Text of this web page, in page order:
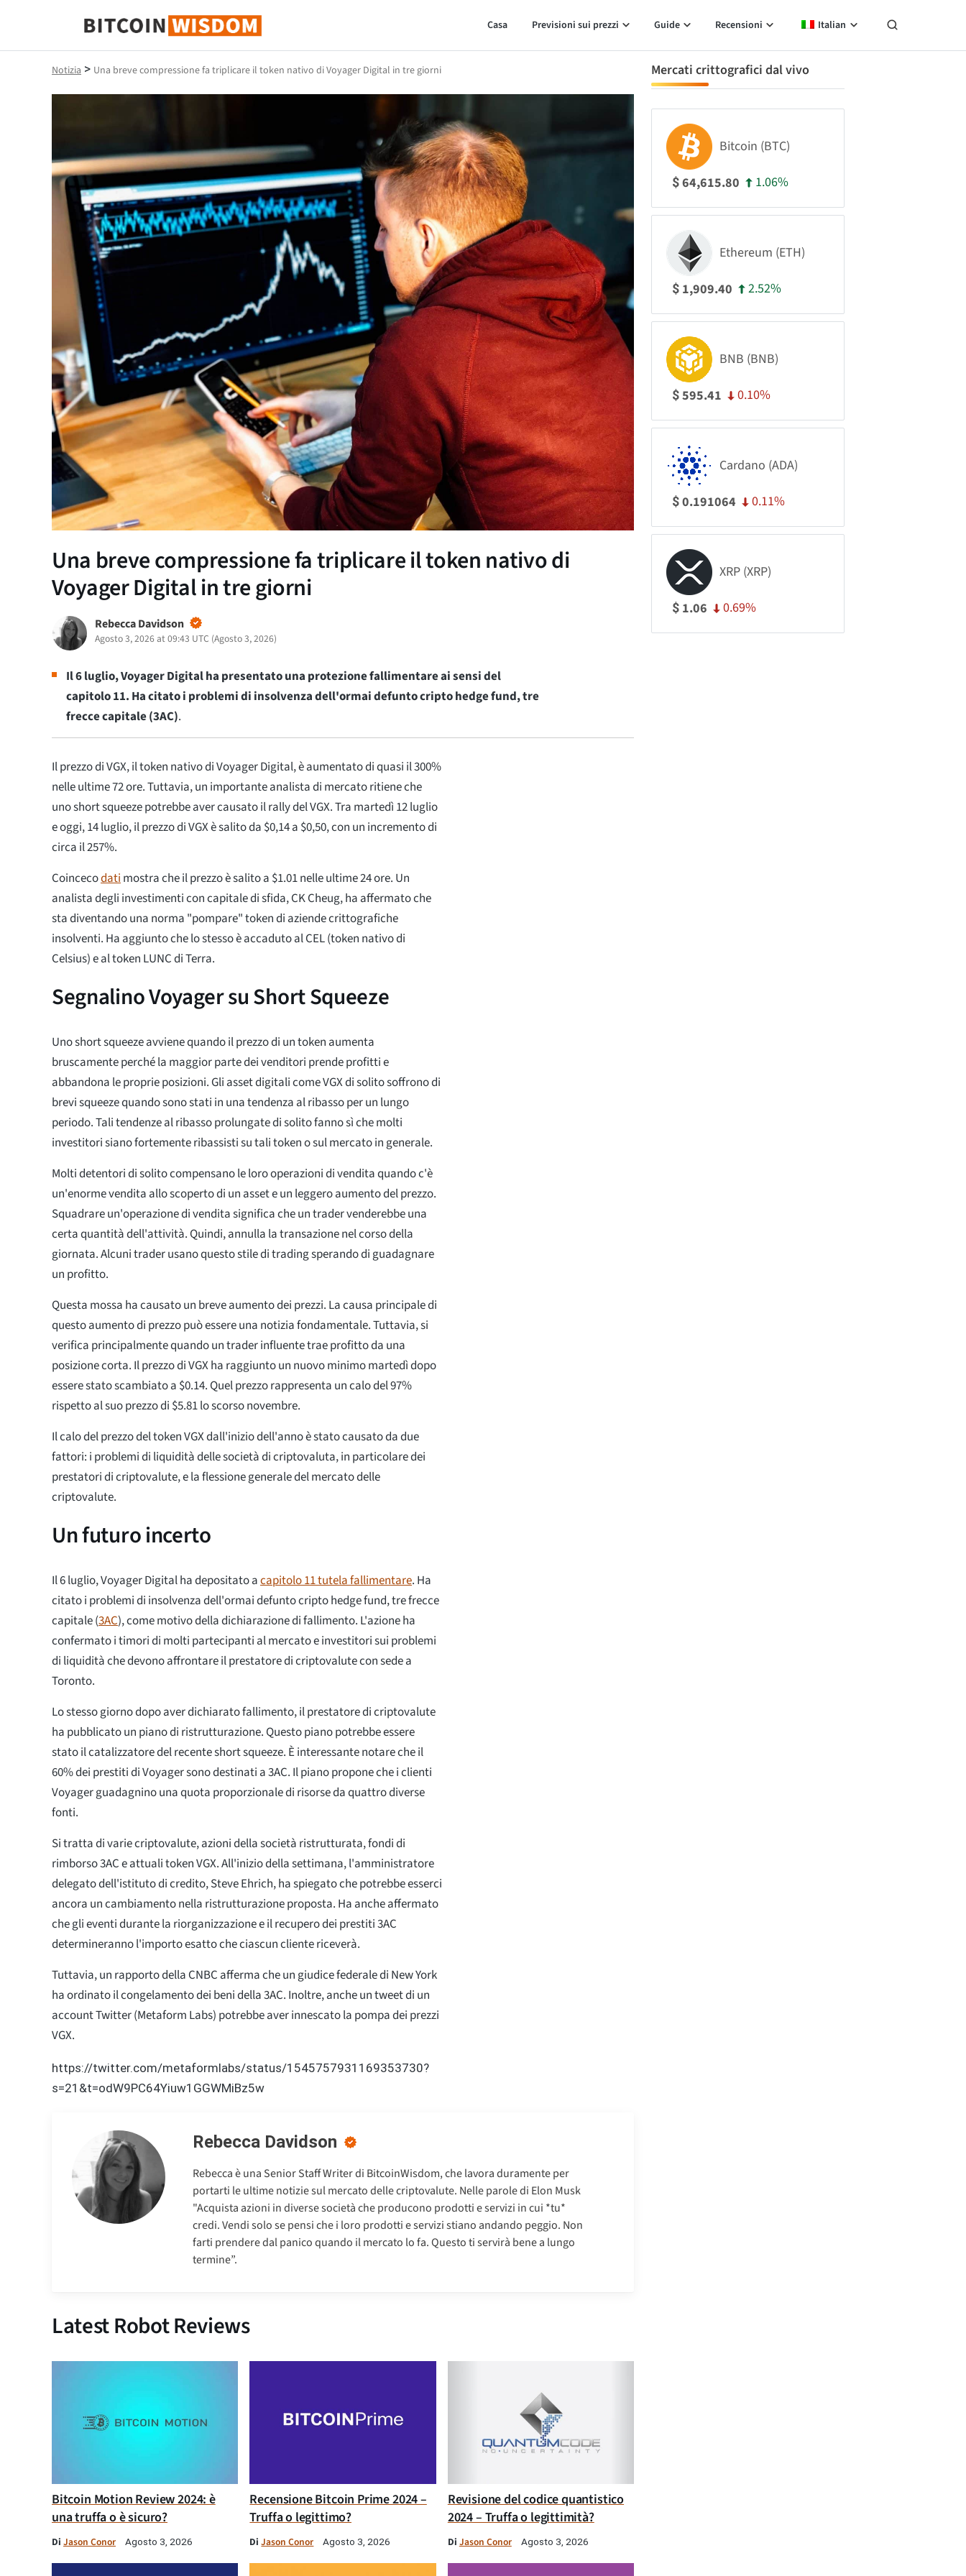
Saggezza Bitcoin
Casa Previsioni sui prezzi Guide Recensioni Italian
Notizia > Una breve compressione fa triplicare il token nativo di Voyager Digital in tre giorni
Una breve compressione fa triplicare il token nativo di
Voyager Digital in tre giorni
Rebecca Davidson
Agosto 3, 2026 at 09:43 UTC (Agosto 3, 2026)
Il 6 luglio, Voyager Digital ha presentato una protezione fallimentare ai sensi del
capitolo 11. Ha citato i problemi di insolvenza dell'ormai defunto cripto hedge fund, tre
frecce capitale (3AC).
Il prezzo di VGX, il token nativo di Voyager Digital, è aumentato di quasi il 300%
nelle ultime 72 ore. Tuttavia, un importante analista di mercato ritiene che
uno short squeeze potrebbe aver causato il rally del VGX. Tra martedì 12 luglio
e oggi, 14 luglio, il prezzo di VGX è salito da $0,14 a $0,50, con un incremento di
circa il 257%.
Coincecodatimostra che il prezzo è salito a $1.01 nelle ultime 24 ore. Un
analista degli investimenti con capitale di sfida, CK Cheug, ha affermato che
sta diventando una norma "pompare" token di aziende crittografiche
insolventi. Ha aggiunto che lo stesso è accaduto al CEL (token nativo di
Celsius) e al token LUNC di Terra.
Segnalino Voyager su Short Squeeze
Uno short squeeze avviene quando il prezzo di un token aumenta
bruscamente perché la maggior parte dei venditori prende profitti e
abbandona le proprie posizioni. Gli asset digitali come VGX di solito soffrono di
brevi squeeze quando sono stati in una tendenza al ribasso per un lungo
periodo. Tali tendenze al ribasso prolungate di solito fanno sì che molti
investitori siano fortemente ribassisti su tali token o sul mercato in generale.
Molti detentori di solito compensano le loro operazioni di vendita quando c'è
un'enorme vendita allo scoperto di un asset e un leggero aumento del prezzo.
Squadrare un'operazione di vendita significa che un trader venderebbe una
certa quantità dell'attività. Quindi, annulla la transazione nel corso della
giornata. Alcuni trader usano questo stile di trading sperando di guadagnare
un profitto.
Questa mossa ha causato un breve aumento dei prezzi. La causa principale di
questo aumento di prezzo può essere una notizia fondamentale. Tuttavia, si
verifica principalmente quando un trader influente trae profitto da una
posizione corta. Il prezzo di VGX ha raggiunto un nuovo minimo martedì dopo
essere stato scambiato a $0.14. Quel prezzo rappresenta un calo del 97%
rispetto al suo prezzo di $5.81 lo scorso novembre.
Il calo del prezzo del token VGX dall'inizio dell'anno è stato causato da due
fattori: i problemi di liquidità delle società di criptovaluta, in particolare dei
prestatori di criptovalute, e la flessione generale del mercato delle
criptovalute.
Un futuro incerto
Il 6 luglio, Voyager Digital ha depositato acapitolo 11 tutela fallimentare. Ha
citato i problemi di insolvenza dell'ormai defunto cripto hedge fund, tre frecce
capitale (3AC), come motivo della dichiarazione di fallimento. L'azione ha
confermato i timori di molti partecipanti al mercato e investitori sui problemi
di liquidità che devono affrontare il prestatore di criptovalute con sede a
Toronto.
Lo stesso giorno dopo aver dichiarato fallimento, il prestatore di criptovalute
ha pubblicato un piano di ristrutturazione. Questo piano potrebbe essere
stato il catalizzatore del recente short squeeze. È interessante notare che il
60% dei prestiti di Voyager sono destinati a 3AC. Il piano propone che i clienti
Voyager guadagnino una quota proporzionale di risorse da quattro diverse
fonti.
Si tratta di varie criptovalute, azioni della società ristrutturata, fondi di
rimborso 3AC e attuali token VGX. All'inizio della settimana, l'amministratore
delegato dell'istituto di credito, Steve Ehrich, ha spiegato che potrebbe esserci
ancora un cambiamento nella ristrutturazione proposta. Ha anche affermato
che gli eventi durante la riorganizzazione e il recupero dei prestiti 3AC
determineranno l'importo esatto che ciascun cliente riceverà.
Tuttavia, un rapporto della CNBC afferma che un giudice federale di New York
ha ordinato il congelamento dei beni della 3AC. Inoltre, anche un tweet di un
account Twitter (Metaform Labs) potrebbe aver innescato la pompa dei prezzi
VGX.
https://twitter.com/metaformlabs/status/1545757931169353730?
s=21&t=odW9PC64Yiuw1GGWMiBz5w
Rebecca Davidson
Rebecca è una Senior Staff Writer di BitcoinWisdom, che lavora duramente per
portarti le ultime notizie sul mercato delle criptovalute. Nelle parole di Elon Musk
"Acquista azioni in diverse società che producono prodotti e servizi in cui *tu*
credi. Vendi solo se pensi che i loro prodotti e servizi stiano andando peggio. Non
farti prendere dal panico quando il mercato lo fa. Questo ti servirà bene a lungo
termine”.
Latest Robot Reviews
Bitcoin Motion Review 2024: è
una truffa o è sicuro?
Di Jason Conor Agosto 3, 2026
Recensione Bitcoin Prime 2024 –
Truffa o legittimo?
DiJason Conor Agosto 3, 2026
Revisione del codice quantistico
2024 – Truffa o legittimità?
Di Jason Conor Agosto 3, 2026
Mercati crittografici dal vivo
Bitcoin (BTC)
$64,615.80 1.06%
Ethereum (ETH)
$ 1,909.40 2.52%
BNB (BNB)
$595.41 0.10%
Cardano (ADA)
$0.191064 0.11%
XRP (XRP)
$ 1.06 0.69%